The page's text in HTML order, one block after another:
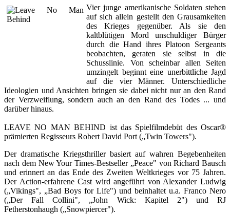
Vier junge amerikanische Soldaten stehen
auf sich allein gestellt den Grausamkeiten
des Krieges gegenüber. Als sie den
kaltblütigen Mord unschuldiger Bürger
durch die Hand ihres Platoon Sergeants
beobachten, geraten sie selbst in die
Schusslinie. Von scheinbar allen Seiten
umzingelt beginnt eine unerbittliche Jagd
auf die vier Männer. Unterschiedliche
Ideologien und Ansichten bringen sie dabei nicht nur an den Rand
der Verzweiflung, sondern auch an den Rand des Todes ... und
darüber hinaus.
LEAVE NO MAN BEHIND ist das Spielfilmdebüt des Oscar®
prämierten Regisseurs Robert David Port („Twin Towers").
Der dramatische Kriegsthriller basiert auf wahren Begebenheiten
nach dem New Your Times-Bestseller „Peace" von Richard Bausch
und erinnert an das Ende des Zweiten Weltkrieges vor 75 Jahren.
Der Action-erfahrene Cast wird angeführt von Alexander Ludwig
(„Vikings", „Bad Boys for Life") und beinhaltet u.a. Franco Nero
(„Der Fall Collini", „John Wick: Kapitel 2") und RJ
Fetherstonhaugh („Snowpiercer").